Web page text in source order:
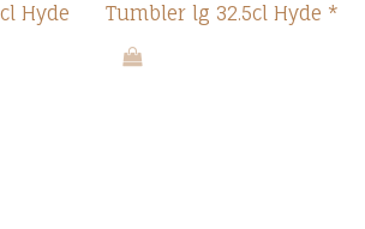
Hyde
Tumbler lg 32.5cl Hyde *